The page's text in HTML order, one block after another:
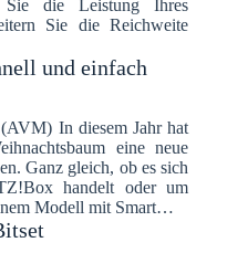
Sie die Leistung Ihres
Sie die Reichweite
und einfach
In diesem Jahr hat
eine neue
Ganz gleich, ob es sich
handelt oder um
Modell mit Smart…